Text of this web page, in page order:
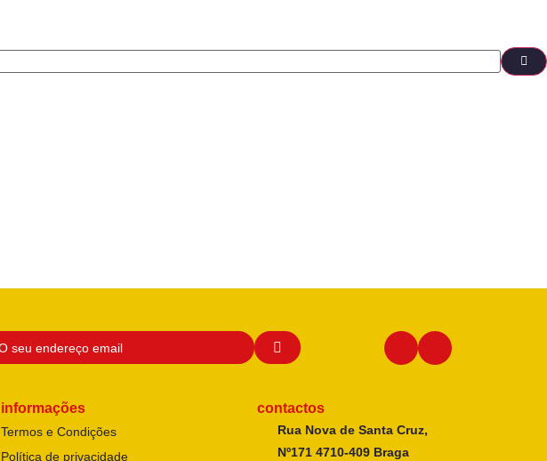
informações
Termos e Condições
Política de privacidade
contactos
Rua Nova de Santa Cruz,
Nº171 4710-409 Braga